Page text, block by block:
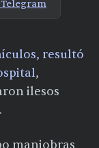
resultó
,
ilesos
maniobras